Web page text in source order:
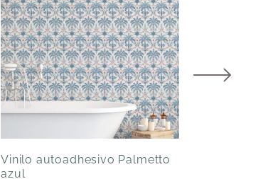
Vinilo autoadhesivo Palmetto
azul